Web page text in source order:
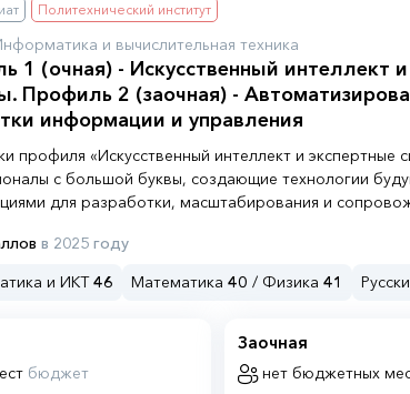
Политехнический институт
и вычислительная техника
1 (очная) - Искусственный интеллект
Профиль 2 (заочная) -
информации и управления
профиля «Искусственный интеллект и экспертные
с большой буквы, создающие технологии
для разработки, масштабирования и
и цифровую трансформацию в любой отрасли
в 2025 году
и ИКТ46 Математика 40 / Физика 41
бюджет
Заочная
нет бюджетных